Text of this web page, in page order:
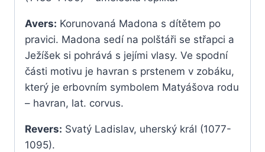
Avers: Korunovaná Madona s dítětem po
pravici. Madona sedí na polštáři se střapci a
Ježíšek si pohrává s jejími vlasy. Ve spodní
části motivu je havran s prstenem v zobáku,
který je erbovním symbolem Matyášova rodu
– havran, lat. corvus.
Revers: Svatý Ladislav, uherský král (1077-
1095).